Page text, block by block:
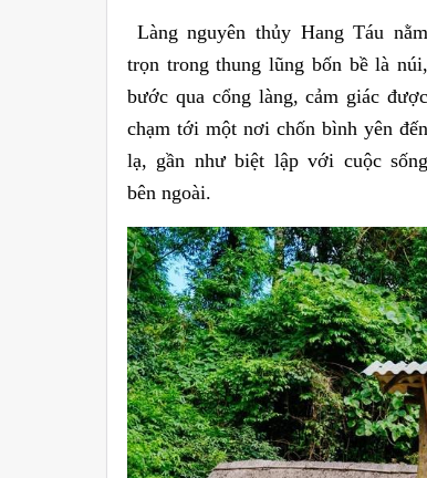
Làng nguyên thủy Hang Táu nằm
trọn trong thung lũng bốn bề là núi,
bước qua cổng làng, cảm giác được
chạm tới một nơi chốn bình yên đến
lạ, gần như biệt lập với cuộc sống
bên ngoài.